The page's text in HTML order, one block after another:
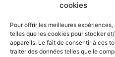
cookies
Pour offrir les meilleures
telles que les cookies pour stocker
appareils. Le fait de consentir à ces
traiter des données telles que le
DPS OUVERTURE
113 Allée du Petit Anjou
St Léger des Bois
49170 Saint Léger de Linières